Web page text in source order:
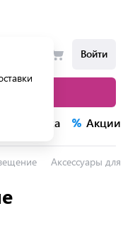
Войти
Распродажа Акции
Аксессуары